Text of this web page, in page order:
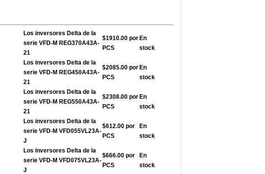
Los inversores Delta de la
serie VFD-M REG370A43A-
21
$1910.00 por
PCS
En
stock
Los inversores Delta de la
serie VFD-M REG450A43A-
21
$2085.00 por
PCS
En
stock
Los inversores Delta de la
serie VFD-M REG550A43A-
21
$2308.00 por
PCS
En
stock
Los inversores Delta de la
serie VFD-M VFD055VL23A-
J
$612.00 por
PCS
En
stock
Los inversores Delta de la
serie VFD-M VFD075VL23A-
J
$666.00 por
PCS
En
stock